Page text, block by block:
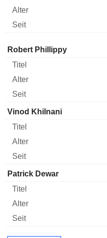
Verwaltungsratsmitglied
Robert Phillippy
Vinod Khilnani
Patrick Dewar